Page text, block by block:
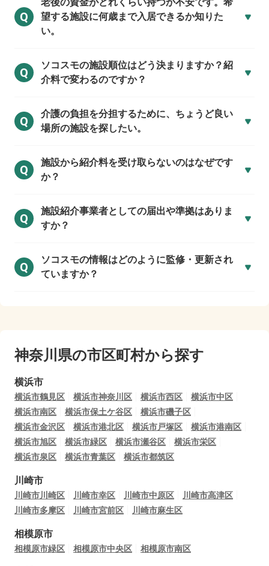
Q
老後の資金がどれくらい持つか不安です。希
望する施設に何歳まで入居できるか知りた
い。
Q
ソコスモの施設順位はどう決まりますか？紹
介料で変わるのですか？
Q
介護の負担を分担するために、ちょうど良い
場所の施設を探したい。
Q
施設から紹介料を受け取らないのはなぜです
か？
Q
施設紹介事業者としての届出や準拠はありま
すか？
Q
ソコスモの情報はどのように監修・更新され
ていますか？
神奈川県の市区町村から探す
横浜市
横浜市鶴見区 横浜市神奈川区 横浜市西区
横浜市中区
横浜市南区
横浜市保土ケ谷区
横浜市磯子区
横浜市金沢区
横浜市港北区 横浜市戸塚区
横浜市港南区
横浜市旭区
横浜市緑区 横浜市瀬谷区
横浜市栄区
横浜市泉区
横浜市青葉区 横浜市都筑区
川崎市
川崎市川崎区 川崎市幸区 川崎市中原区
川崎市高津区
川崎市多摩区
川崎市宮前区 川崎市麻生区
相模原市
相模原市緑区 相模原市中央区 相模原市南区